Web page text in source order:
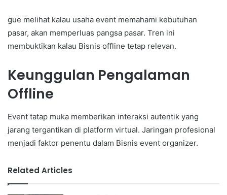
gue melihat kalau usaha event memahami kebutuhan
pasar, akan memperluas pangsa pasar. Tren ini
membuktikan kalau Bisnis offline tetap relevan.
Keunggulan Pengalaman
Offline
Event tatap muka memberikan interaksi autentik yang
jarang tergantikan di platform virtual. Jaringan profesional
menjadi faktor penentu dalam Bisnis event organizer.
Related Articles